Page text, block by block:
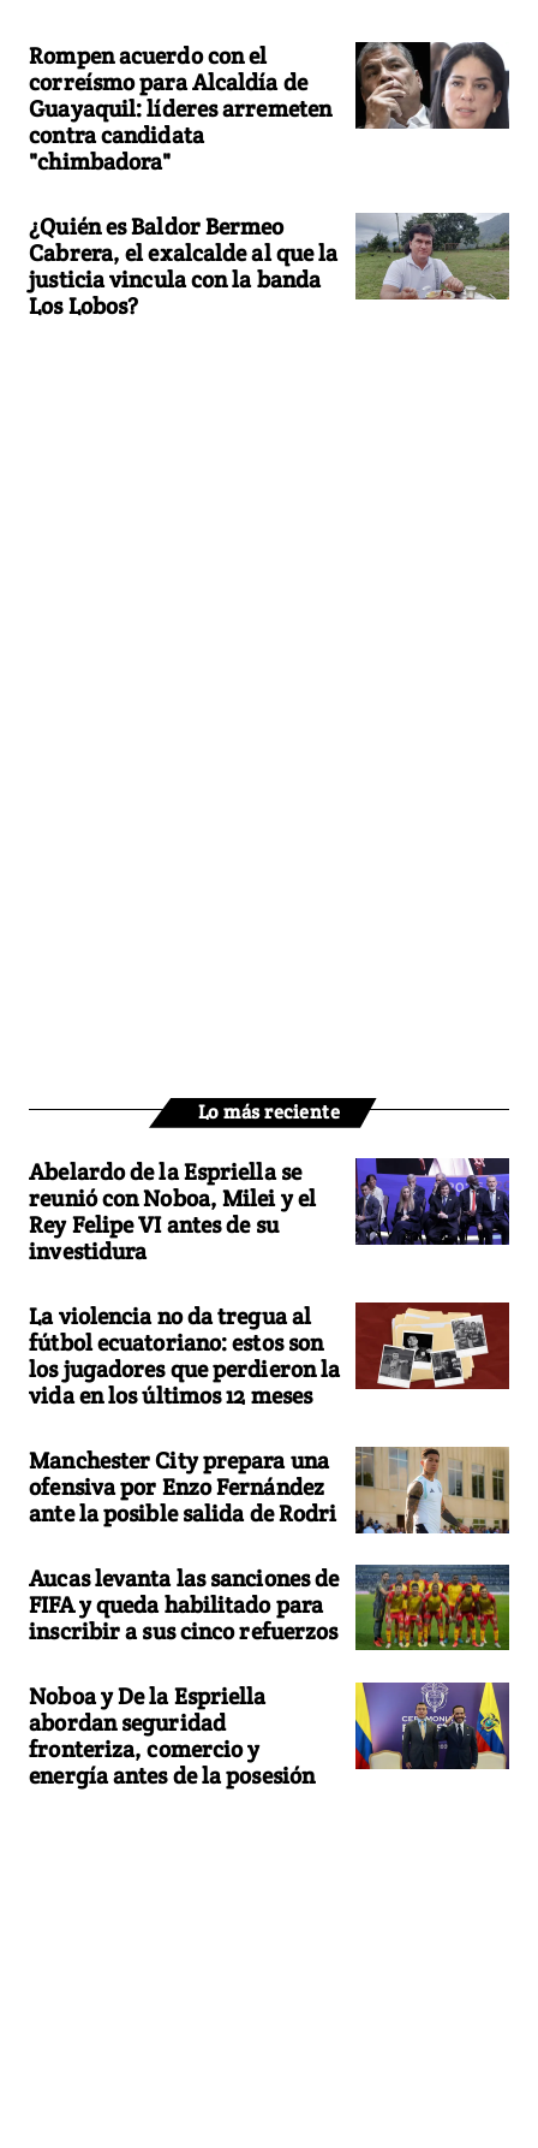
Rompen acuerdo con el
correísmo para Alcaldía de
Guayaquil: líderes arremeten
contra candidata
"chimbadora"
¿Quién es Baldor Bermeo
Cabrera, el exalcalde al que la
justicia vincula con la banda
Los Lobos?
Lo más reciente
Abelardo de la Espriella se
reunió con Noboa, Milei y el
Rey Felipe VI antes de su
investidura
La violencia no da tregua al
fútbol ecuatoriano: estos son
los jugadores que perdieron la
vida en los últimos 12 meses
Manchester City prepara una
ofensiva por Enzo Fernández
ante la posible salida de Rodri
Aucas levanta las sanciones de
FIFA y queda habilitado para
inscribir a sus cinco refuerzos
Noboa y De la Espriella
abordan seguridad
fronteriza, comercio y
energía antes de la posesión